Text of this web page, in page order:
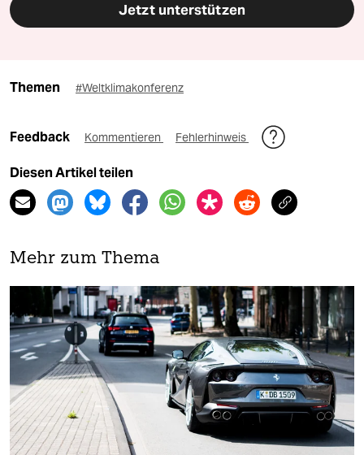
Jetzt unterstützen
Themen #Weltklimakonferenz
Feedback Kommentieren Fehlerhinweis
Diesen Artikel teilen
Mehr zum Thema